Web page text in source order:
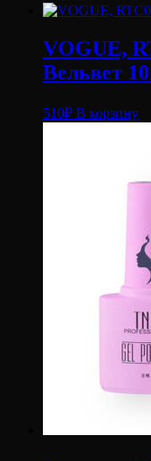
VOGUE,
Вельвет
510₽ В корзину